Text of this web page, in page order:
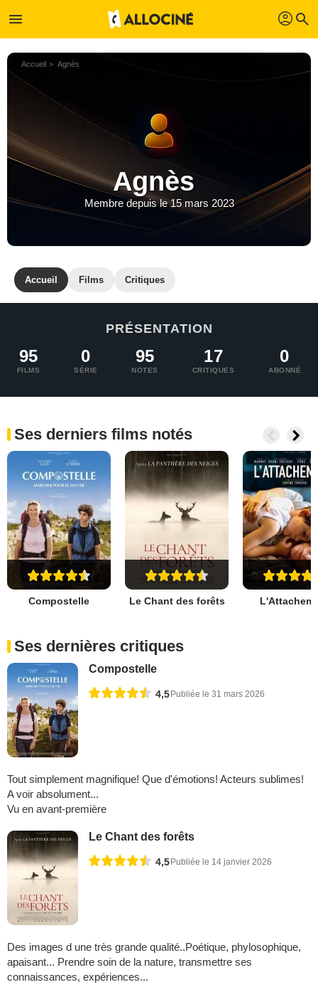
menu profil search
Accueil Agnès
Agnès
Membre depuis le 15 mars 2023
Accueil Films Critiques
PRÉSENTATION
95
FILMS
0
SÉRIE
95
NOTES
17
CRITIQUES
0
ABONNÉ
Ses derniers films notés
Compostelle Le Chant des forêts
Ses dernières critiques
Compostelle
4,5Publiée le 31 mars 2026
Tout simplement magnifique! Que d'émotions! Acteurs sublimes!
A voir absolument...
Vu en avant-première
Le Chant des forêts
4,5 Publiée le 14 janvier 2026
Des images d une très grande qualité..Poétique, phylosophique,
apaisant... Prendre soin de la nature, transmettre ses
connaissances, expériences...